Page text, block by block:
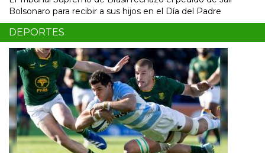
Bolsonaro para recibir a sus hijos en el Día del Padre
DEPORTES